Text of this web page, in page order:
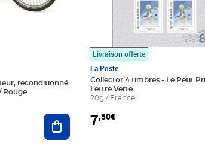
reconditionné
Rouge
Ajouter au panier
Livraison offerte
La Poste
Collector 4 timbres - Le Petit
Lettre Verte
20g / France
7,50€